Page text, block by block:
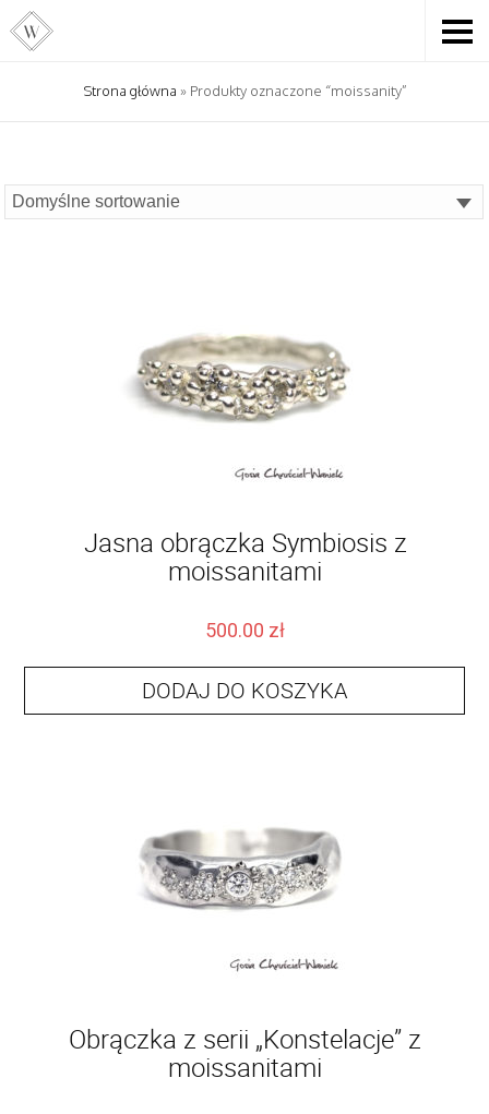
Strona główna » Produkty oznaczone “moissanity”
Jasna obrączka Symbiosis z
moissanitami
500.00 zł
DODAJ DO KOSZYKA
Obrączka z serii „Konstelacje” z
moissanitami